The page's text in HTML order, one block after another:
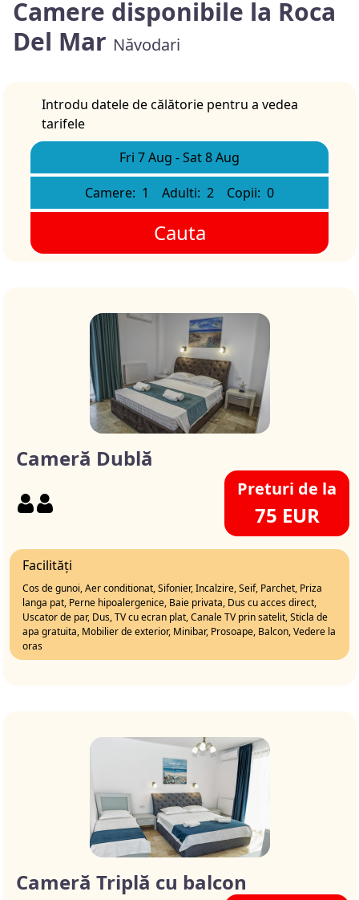
Camere disponibile la Roca
Del Mar Năvodari
Introdu datele de călătorie pentru a vedea
tarifele
Fri 7 Aug -Sat 8 Aug
Camere: 1 Adulti: 2 Copii: 0
Cauta
Cameră Dublă
Preturi de la
75 EUR
Facilități
Cos de gunoi, Aer conditionat, Sifonier, Incalzire, Seif, Parchet, Priza
langa pat, Perne hipoalergenice, Baie privata, Dus cu acces direct,
Uscator de par, Dus, TV cu ecran plat, Canale TV prin satelit, Sticla de
apa gratuita, Mobilier de exterior, Minibar, Prosoape, Balcon, Vedere la
oras
Cameră Triplă cu balcon